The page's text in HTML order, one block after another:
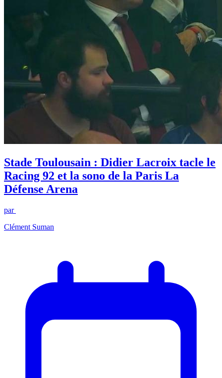
Stade Toulousain : Didier Lacroix tacle le
Racing 92 et la sono de la Paris La
Défense Arena
par
Clément Suman